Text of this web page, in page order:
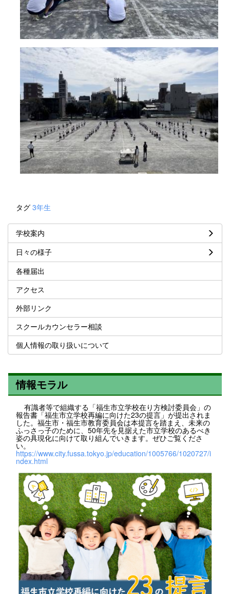
タグ 3年生
学校案内
日々の様子
各種届出
アクセス
外部リンク
スクールカウンセラー相談
個人情報の取り扱いについて
情報モラル
有識者等で組織する「福生市立学校在り方検討委員会」の
報告書「福生市立学校再編に向けた23の提言」が提出されま
した。福生市・福生市教育委員会は本提言を踏まえ、未来の
ふっさっ子のために、50年先を見据えた市立学校のあるべき
姿の具現化に向けて取り組んでいきます。ぜひご覧くださ
い。
https://www.city.fussa.tokyo.jp/education/1005766/1020727/i
ndex.html